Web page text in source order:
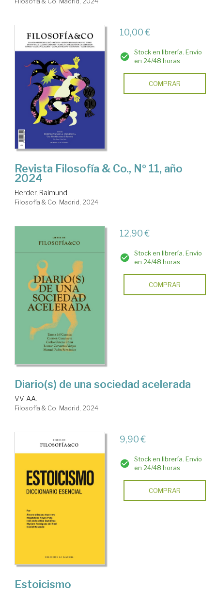
10,00 €
Stock en librería. Envío
en 24/48 horas
COMPRAR
Revista Filosofía & Co., Nº 11, año
2024
Herder, Raimund
Filosofía & Co. Madrid, 2024
12,90 €
Stock en librería. Envío
en 24/48 horas
COMPRAR
Diario(s) de una sociedad acelerada
VV. AA.
Filosofía & Co. Madrid, 2024
9,90 €
Stock en librería. Envío
en 24/48 horas
COMPRAR
Estoicismo